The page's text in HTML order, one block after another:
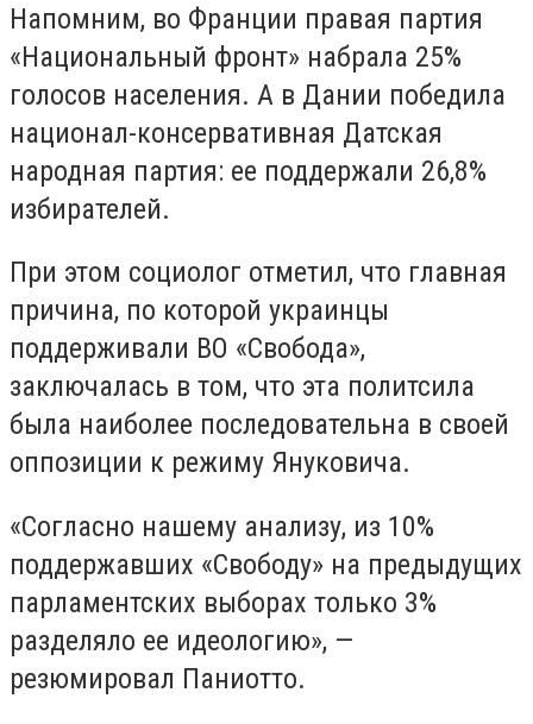
Напомним, во Франции правая партия
«Национальный фронт» набрала 25%
голосов населения. А в Дании победила
национал-консервативная Датская
народная партия: ее поддержали 26,8%
избирателей.
При этом социолог отметил, что главная
причина, по которой украинцы
поддерживали ВО «Свобода»,
заключалась в том, что эта политсила
была наиболее последовательна в своей
оппозиции к режиму Януковича.
«Согласно нашему анализу, из 10%
поддержавших «Свободу» на предыдущих
парламентских выборах только 3%
разделяло ее идеологию», —
резюмировал Паниотто.